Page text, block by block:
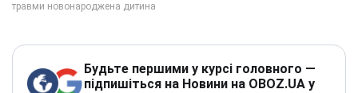
Будьте першими у курсі головного —
підпишіться на Новини на OBOZ.UA у